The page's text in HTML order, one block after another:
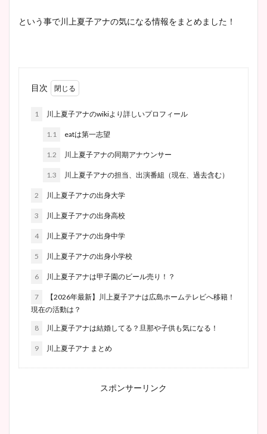
という事で川上夏子アナの気になる情報をまとめました！
目次
1 川上夏子アナのwikiより詳しいプロフィール
1.1 eatは第一志望
1.2 川上夏子アナの同期アナウンサー
1.3 川上夏子アナの担当、出演番組（現在、過去含む）
2 川上夏子アナの出身大学
3 川上夏子アナの出身高校
4 川上夏子アナの出身中学
5 川上夏子アナの出身小学校
6 川上夏子アナは甲子園のビール売り！？
7
【2026年最新】川上夏子アナは広島ホームテレビへ移籍！
現在の活動は？
8 川上夏子アナは結婚してる？旦那や子供も気になる！
9 川上夏子アナ まとめ
スポンサーリンク